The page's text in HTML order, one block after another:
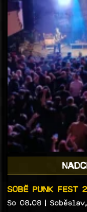
SOBĚ PUNK FEST
So 08.08 |